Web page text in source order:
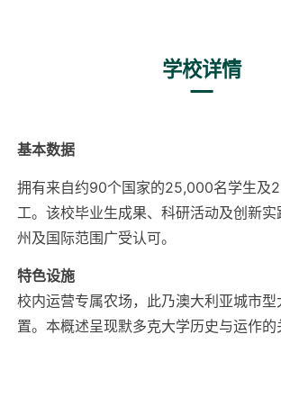
学校详情
基本数据
拥有来自约90个国家的25,000名学生及
工。该校毕业生成果、科研活动及创新
州及国际范围广受认可。
特色设施
校内运营专属农场，此乃澳大利亚城市
置。本概述呈现默多克大学历史与运作的